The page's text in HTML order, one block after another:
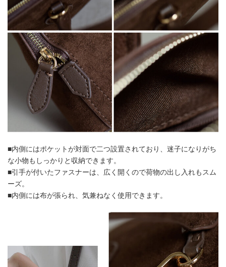
■内側にはポケットが対面で二つ設置されており、迷子になりがち
な小物もしっかりと収納できます。
■引手が付いたファスナーは、広く開くので荷物の出し入れもスム
ーズ。
■内側には布が張られ、気兼ねなく使用できます。